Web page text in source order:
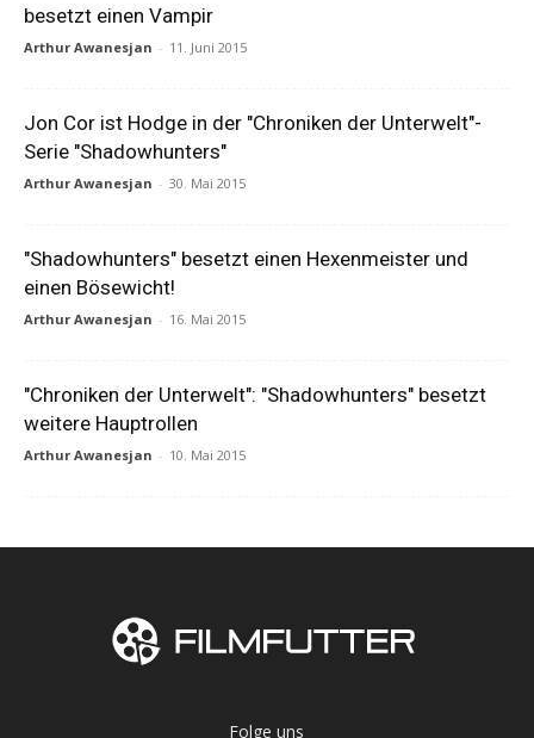
besetzt einen Vampir
Arthur Awanesjan - 11. Juni 2015
Jon Cor ist Hodge in der "Chroniken der Unterwelt"-
Serie "Shadowhunters"
Arthur Awanesjan - 30. Mai 2015
"Shadowhunters" besetzt einen Hexenmeister und
einen Bösewicht!
Arthur Awanesjan - 16. Mai 2015
"Chroniken der Unterwelt": "Shadowhunters" besetzt
weitere Hauptrollen
Arthur Awanesjan - 10. Mai 2015
Folge uns